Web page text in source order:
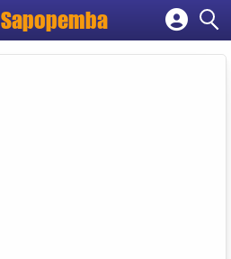
Sapopemba
Cadastrar empresa